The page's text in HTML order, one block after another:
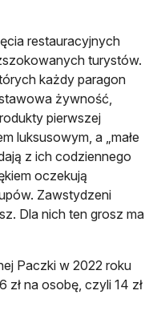
restauracyjnych
turystów.
każdy paragon
żywność,
pierwszej
luksusowym, a „małe
z ich codziennego
oczekują
Zawstydzeni
Dla nich ten grosz ma
Paczki w 2022 roku
na osobę, czyli 14 zł